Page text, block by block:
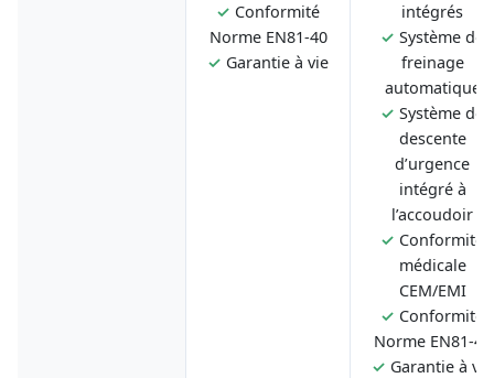
✓ Conformité
Norme EN81-40
✓ Garantie à vie
intégrés
✓ Système de
freinage
automatique
✓ Système de
descente
d’urgence
intégré à
l’accoudoir
✓ Conformité
médicale
CEM/EMI
✓ Conformité
Norme EN81-40
✓ Garantie à vie